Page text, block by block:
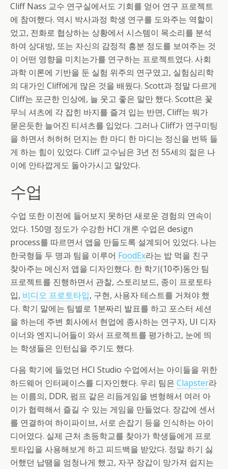
Cliff Nass 교수 연구실에서도 기회를 얻어 연구 프로젝트
에 참여했다. 역시 박사과정 학생 연구를 도와주는 역할이
었고, 전화로 협상하는 상황에서 시스템이 목소리를 분석
하여 상대방, 또는 자신의 감정적 흥분 정도를 보여주는 것
이 어떤 영향을 미치는가를 연구하는 프로젝트였다. 사회
과학 이론에 기반을 둔 실험 위주의 연구였고, 실험심리학
의 대가인 Cliff에게 많은 것을 배웠다. Scott과 정말 다르게
Cliff는 포근한 인상에, 늘 웃고 좋은 말만 했다. Scott은 꽃
무늬 셔츠에 각 잡힌 바지를 즐겨 입는 반면, Cliff는 뭐가
묻은듯한 늘어진 티셔츠를 입었다. 그러나 Cliff가 연구미팅
을 하면서 허허허 던지는 한 마디 한 마디는 정신을 번뜩 들
게 하는 힘이 있었다. Cliff 교수님은 3년 전 55세의 젊은 나
이에 안타깝게도 돌아가시고 말았다.
수업
수업 또한 이전에 들어보지 못하던 새로운 경험의 연속이
었다. 150명 정도가 수강한 HCI 개론 수업은 design
process를 따르면서 앱을 만들도록 설계되어 있었다. 나는
한국형들 두 명과 팀을 이루어 FoodEx라는 밥 먹을 친구
찾아주는 메신저 앱을 디자인했다. 한 학기(10주)동안 팀
프로젝트를 진행하면서 관찰, 스토리보드, 종이 프로토타
입, 비디오 프로토타입, 구현, 사용자 테스트를 거쳐야 했
다. 학기 말에는 팀별로 1분짜리 발표를 하고 포스터 세션
을 하는데 주변 회사에서 현업에 종사하는 연구자, UI 디자
이너와 엔지니어들이 와서 프로젝트를 평가하고, 눈에 띄
는 학생들은 인턴십을 주기도 했다.
다음 학기에 들었던 HCI Studio 수업에서는 아이들을 위한
하드웨어 인터페이스를 디자인했다. 우리 팀은 Clapster라
는 이름의, DDR, 펌프 같은 리듬게임을 변형해서 여러 아
이가 협력해서 즐길 수 있는 게임을 만들었다. 장갑에 센서
를 연결하여 하이파이브, 서로 손잡기 등을 인식하는 아이
디어였다. 실제 근처 초등학교를 찾아가 학생들에게 프로
토타입을 사용해보게 하고 피드백을 받았다. 정말 하기 싫
어했던 납땜을 엄청나게 했고, 자꾸 장갑이 망가져 쉽지는